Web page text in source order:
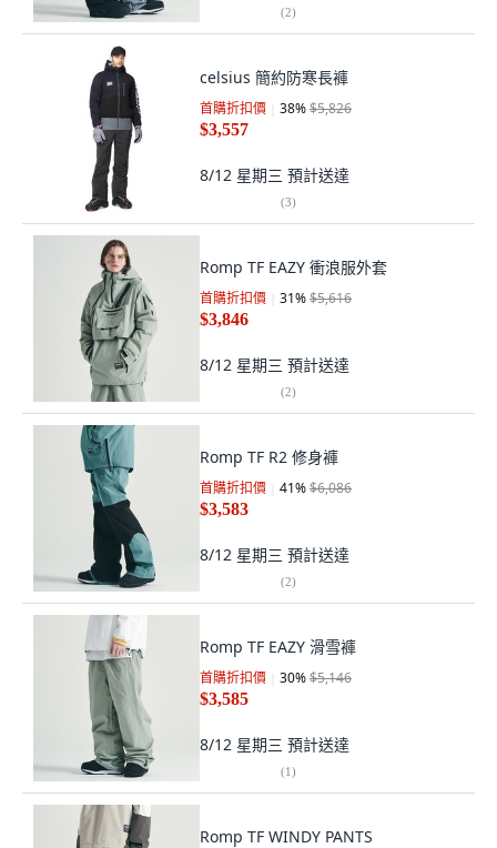
(2)
celsius 簡約防寒長褲
首購折扣價 38%$5,826
$3,557
8/12 星期三 預計送達
(3)
Romp TF EAZY 衝浪服外套
首購折扣價 31%$5,616
$3,846
8/12 星期三 預計送達
(2)
Romp TF R2 修身褲
首購折扣價 41%$6,086
$3,583
8/12 星期三 預計送達
(2)
Romp TF EAZY 滑雪褲
首購折扣價 30%$5,146
$3,585
8/12 星期三 預計送達
(1)
Romp TF WINDY PANTS